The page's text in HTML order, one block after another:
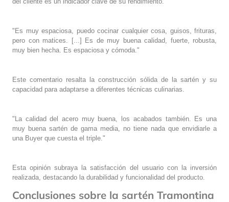
"Es muy espaciosa, puedo cocinar cualquier cosa, guisos, frituras,
pero con matices. [...] Es de muy buena calidad, fuerte, robusta,
muy bien hecha. Es espaciosa y cómoda."
Este comentario resalta la construcción sólida de la sartén y su
capacidad para adaptarse a diferentes técnicas culinarias.
"La calidad del acero muy buena, los acabados también. Es una
muy buena sartén de gama media, no tiene nada que envidiarle a
una Buyer que cuesta el triple."
Esta opinión subraya la satisfacción del usuario con la inversión
realizada, destacando la durabilidad y funcionalidad del producto.
Conclusiones sobre la sartén Tramontina